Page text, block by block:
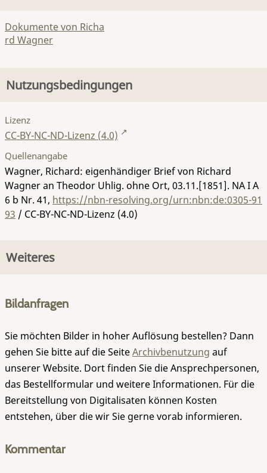
Dokumente von Richa
rd Wagner
Nutzungsbedingungen
Lizenz
CC-BY-NC-ND-Lizenz (4.0)
Quellenangabe
Wagner, Richard: eigenhändiger Brief von Richard
Wagner an Theodor Uhlig. ohne Ort, 03.11.[1851]. NA I A
6 b Nr. 41, https://nbn-resolving.org/urn:nbn:de:0305-91
93 / CC-BY-NC-ND-Lizenz (4.0)
Weiteres
Bildanfragen
Sie möchten Bilder in hoher Auflösung bestellen? Dann
gehen Sie bitte auf die SeiteArchivbenutzung auf
unserer Website. Dort finden Sie die Ansprechpersonen,
das Bestellformular und weitere Informationen. Für die
Bereitstellung von Digitalisaten können Kosten
entstehen, über die wir Sie gerne vorab informieren.
Kommentar